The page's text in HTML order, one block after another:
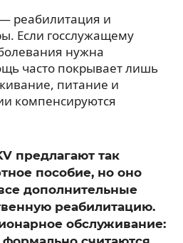
реабилитация и
Если госслужащему
нужна
часто покрывает лишь
питание и
компенсируются
предлагают так
пособие, но оно
дополнительные
реабилитацию.
обслуживание: